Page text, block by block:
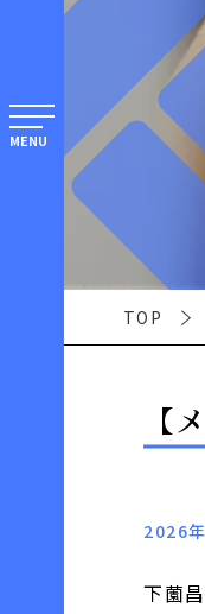
MENU
TOP
【
2026
下薗